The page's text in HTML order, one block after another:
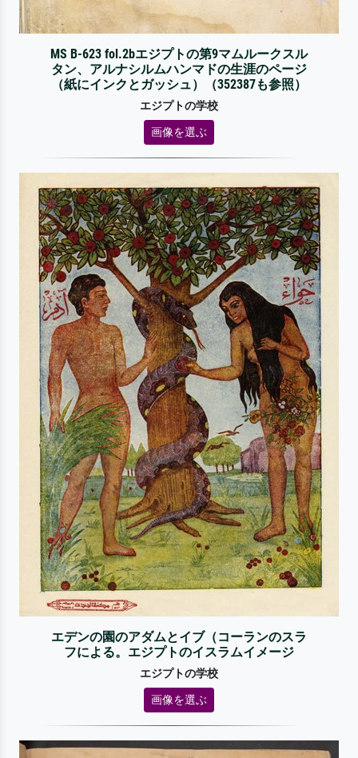
MS B-623 fol.2bエジプトの第9マムルークスル
タン、アルナシルムハンマドの生涯のページ
（紙にインクとガッシュ）（352387も参照）
エジプトの学校
画像を選ぶ
エデンの園のアダムとイブ（コーランのスラ
フによる。エジプトのイスラムイメージ
エジプトの学校
画像を選ぶ